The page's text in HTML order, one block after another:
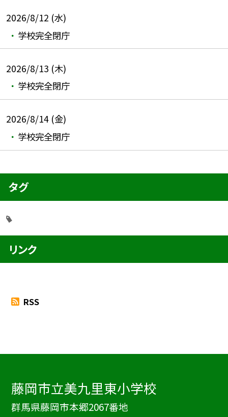
2026/8/12 (水)
学校完全閉庁
2026/8/13 (木)
学校完全閉庁
2026/8/14 (金)
学校完全閉庁
タグ
リンク
RSS
藤岡市立美九里東小学校
群馬県藤岡市本郷2067番地